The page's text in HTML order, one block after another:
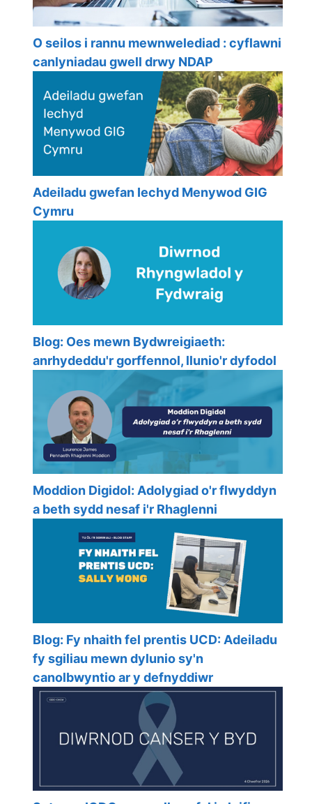
O seilos i rannu mewnwelediad : cyflawni
canlyniadau gwell drwy NDAP
Adeiladu gwefan Iechyd Menywod GIG
Cymru
Blog: Oes mewn Bydwreigiaeth:
anrhydeddu'r gorffennol, llunio'r dyfodol
Moddion Digidol: Adolygiad o'r flwyddyn
a beth sydd nesaf i'r Rhaglenni
Blog: Fy nhaith fel prentis UCD: Adeiladu
fy sgiliau mewn dylunio sy'n
canolbwyntio ar y defnyddiwr